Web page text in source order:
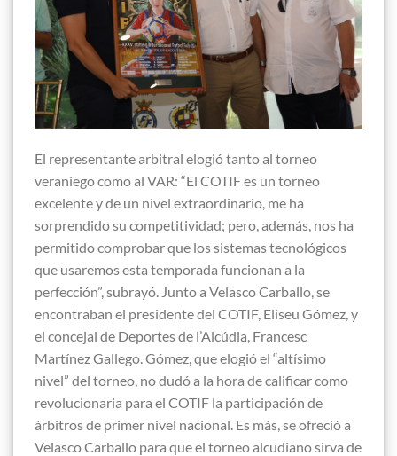
El representante arbitral elogió tanto al torneo
veraniego como al VAR: “El COTIF es un torneo
excelente y de un nivel extraordinario, me ha
sorprendido su competitividad; pero, además, nos ha
permitido comprobar que los sistemas tecnológicos
que usaremos esta temporada funcionan a la
perfección”, subrayó. Junto a Velasco Carballo, se
encontraban el presidente del COTIF, Eliseu Gómez, y
el concejal de Deportes de l’Alcúdia, Francesc
Martínez Gallego. Gómez, que elogió el “altísimo
nivel” del torneo, no dudó a la hora de calificar como
revolucionaria para el COTIF la participación de
árbitros de primer nivel nacional. Es más, se ofreció a
Velasco Carballo para que el torneo alcudiano sirva de